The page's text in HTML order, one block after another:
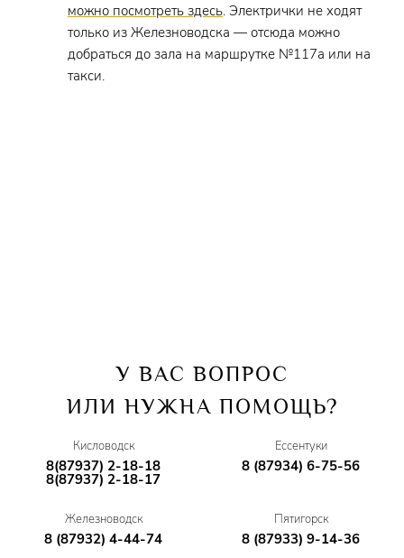
можно посмотреть здесь. Электрички не ходят
только из Железноводска — отсюда можно
добраться до зала на маршрутке №117а или на
такси.
У ВАС ВОПРОС
ИЛИ НУЖНА ПОМОЩЬ?
Кисловодск
8(87937) 2-18-18
8(87937) 2-18-17
Ессентуки
8 (87934) 6-75-56
Железноводск
8 (87932) 4-44-74
Пятигорск
8 (87933) 9-14-36